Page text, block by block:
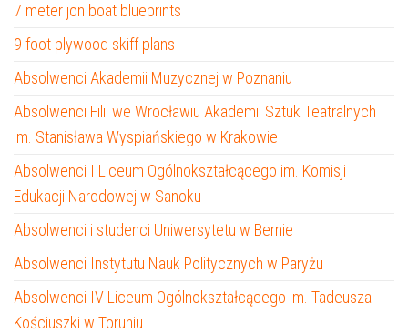
7 meter jon boat blueprints
9 foot plywood skiff plans
Absolwenci Akademii Muzycznej w Poznaniu
Absolwenci Filii we Wrocławiu Akademii Sztuk Teatralnych
im. Stanisława Wyspiańskiego w Krakowie
Absolwenci I Liceum Ogólnokształcącego im. Komisji
Edukacji Narodowej w Sanoku
Absolwenci i studenci Uniwersytetu w Bernie
Absolwenci Instytutu Nauk Politycznych w Paryżu
Absolwenci IV Liceum Ogólnokształcącego im. Tadeusza
Kościuszki w Toruniu